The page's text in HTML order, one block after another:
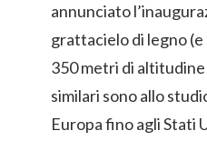
annunciato
grattacielo di legno (e
350 metri di
similari sono allo
Europa fino agli Stati